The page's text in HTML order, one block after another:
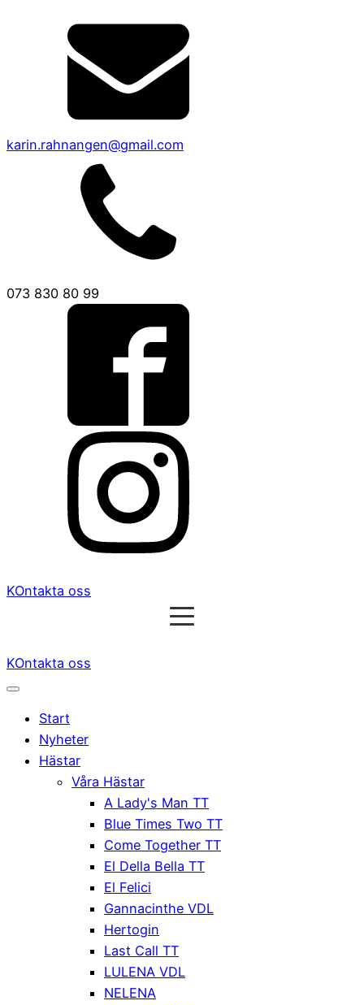
karin.rahnangen@gmail.com
073 830 80 99
KOntakta oss
KOntakta oss
Start
Nyheter
Hästar
Våra Hästar
A Lady's Man TT
Blue Times Two TT
Come Together TT
El Della Bella TT
El Felici
Gannacinthe VDL
Hertogin
Last Call TT
LULENA VDL
NELENA